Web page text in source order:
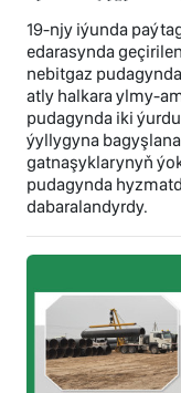
19-njy iýunda
edarasynda
nebitgaz
atly halkara ylmy-
pudagynda iki
ýyllygyna
gatnaşyklarynyň
pudagynda
dabaralandyrdy.